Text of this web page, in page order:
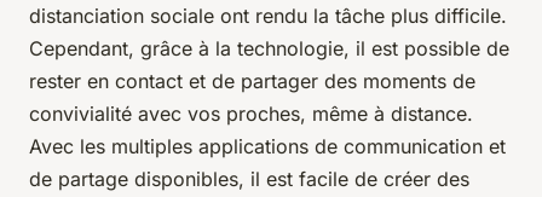
distanciation sociale ont rendu la tâche plus difficile.
Cependant, grâce à la technologie, il est possible de
rester en contact et de partager des moments de
convivialité avec vos proches, même à distance.
Avec les multiples applications de communication et
de partage disponibles, il est facile de créer des